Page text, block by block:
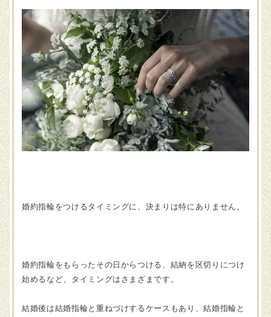
婚約指輪をつけるタイミングに、決まりは特にありません。
婚約指輪をもらったその日からつける、結納を区切りにつけ
始めるなど、タイミングはさまざまです。
結婚後は結婚指輪と重ねづけするケースもあり、結婚指輪と